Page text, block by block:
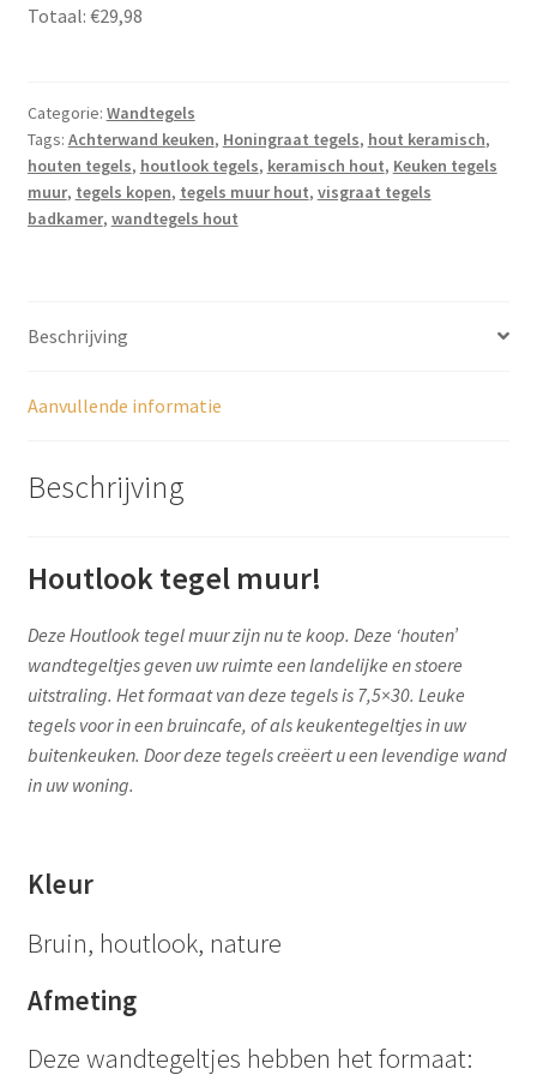
aantal
Totaal: €29,98
Categorie: Wandtegels
Tags: Achterwand keuken, Honingraat tegels, hout keramisch,
houten tegels, houtlook tegels, keramisch hout, Keuken tegels
muur, tegels kopen, tegels muur hout, visgraat tegels
badkamer, wandtegels hout
Beschrijving
Aanvullende informatie
Beschrijving
Houtlook tegel muur!
Deze Houtlook tegel muur zijn nu te koop. Deze ‘houten’
wandtegeltjes geven uw ruimte een landelijke en stoere
uitstraling. Het formaat van deze tegels is 7,5×30. Leuke
tegels voor in een bruincafe, of als keukentegeltjes in uw
buitenkeuken. Door deze tegels creëert u een levendige wand
in uw woning.
Kleur
Bruin, houtlook, nature
Afmeting
Deze wandtegeltjes hebben het formaat: